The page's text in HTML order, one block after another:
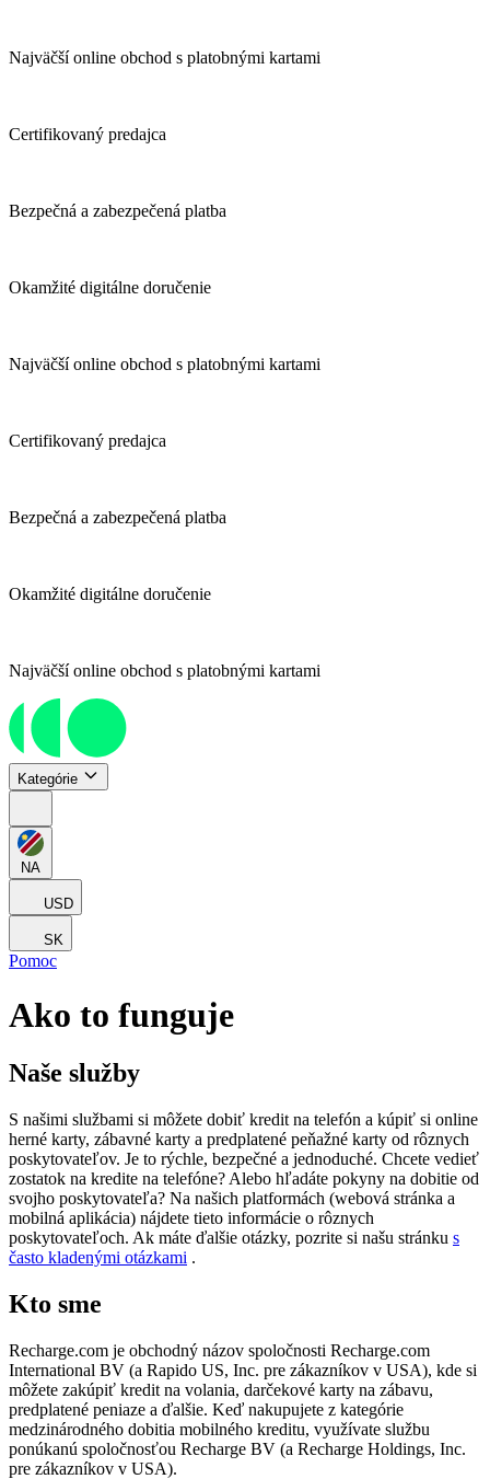
Najväčší online obchod s platobnými kartami
Certifikovaný predajca
Bezpečná a zabezpečená platba
Okamžité digitálne doručenie
Najväčší online obchod s platobnými kartami
Certifikovaný predajca
Bezpečná a zabezpečená platba
Okamžité digitálne doručenie
Najväčší online obchod s platobnými kartami
Kategórie
NA
USD
SK
Pomoc
Ako to funguje
Naše služby
S našimi službami si môžete dobiť kredit na telefón a kúpiť si online
herné karty, zábavné karty a predplatené peňažné karty od rôznych
poskytovateľov. Je to rýchle, bezpečné a jednoduché. Chcete vedieť
zostatok na kredite na telefóne? Alebo hľadáte pokyny na dobitie od
svojho poskytovateľa? Na našich platformách (webová stránka a
mobilná aplikácia) nájdete tieto informácie o rôznych
poskytovateľoch. Ak máte ďalšie otázky, pozrite si našu stránku s
často kladenými otázkami .
Kto sme
Recharge.com je obchodný názov spoločnosti Recharge.com
International BV (a Rapido US, Inc. pre zákazníkov v USA), kde si
môžete zakúpiť kredit na volania, darčekové karty na zábavu,
predplatené peniaze a ďalšie. Keď nakupujete z kategórie
medzinárodného dobitia mobilného kreditu, využívate službu
ponúkanú spoločnosťou Recharge BV (a Recharge Holdings, Inc.
pre zákazníkov v USA).